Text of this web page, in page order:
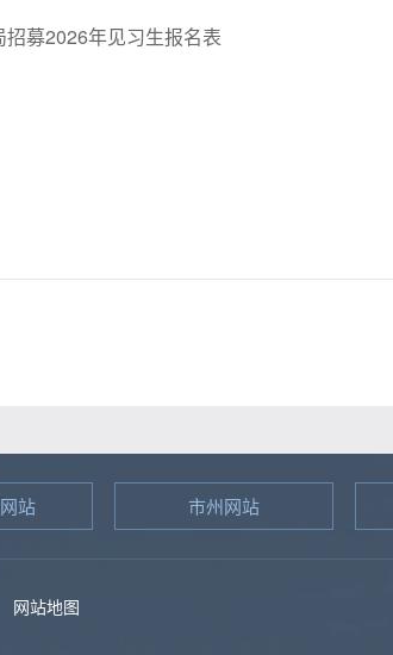
募2026年见习生报名表
站 市州网站
网站地图